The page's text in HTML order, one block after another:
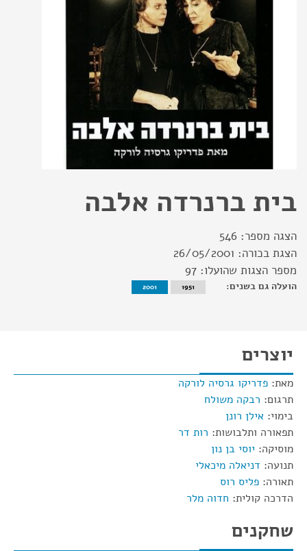
בית ברנרדה אלבה
הצגה מספר: 546
הצגת בכורה: 26/05/2001
מספר הצגות שהועלו: 97
הועלה גם בשנים: 1951
2001
יוצרים
מאת: פדריקו גרסיה לורקה
תרגום: רבקה משולח
בימוי: אילן רונן
תפאורה ותלבושות: רות דר
מוסיקה: יוסי בן נון
תנועה: דניאלה מיכאלי
תאורה: פליס רוס
הדרכה קולית: חדוה מלר
שחקנים